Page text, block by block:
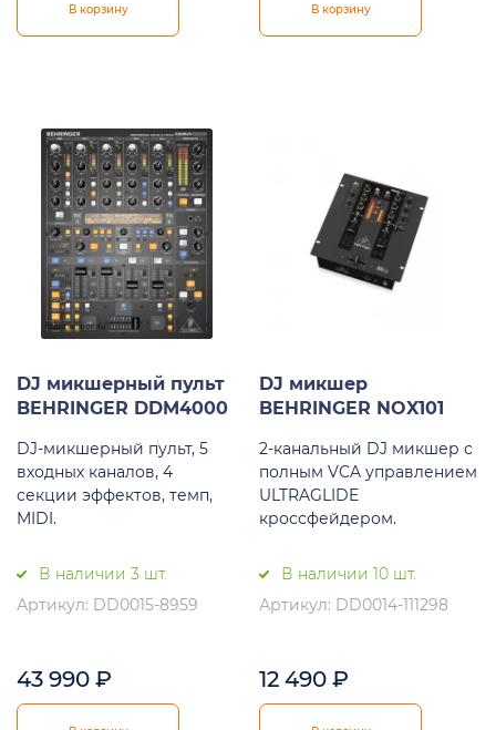
В корзину В корзину
DJ микшерный пульт
BEHRINGER DDM4000
DJ-микшерный пульт, 5
входных каналов, 4
секции эффектов, темп,
MIDI.
В наличии 3 шт.
Артикул: DD0015-8959
43 990 ₽
DJ микшер
BEHRINGER NOX101
2-канальный DJ микшер с
полным VCA управлением
ULTRAGLIDE
кроссфейдером.
В наличии 10 шт.
Артикул: DD0014-111298
12 490 ₽